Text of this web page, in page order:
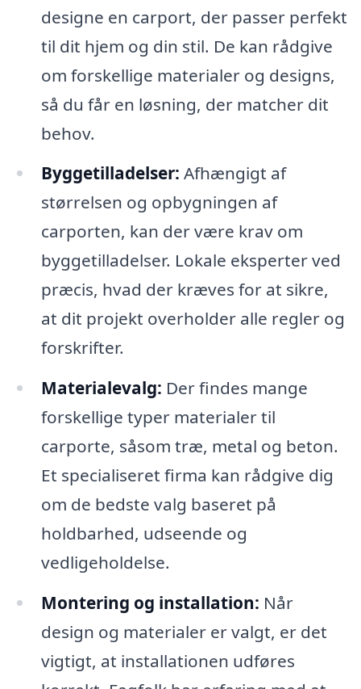
designe en carport, der passer perfekt
til dit hjem og din stil. De kan rådgive
om forskellige materialer og designs,
så du får en løsning, der matcher dit
behov.
Byggetilladelser: Afhængigt af
størrelsen og opbygningen af
carporten, kan der være krav om
byggetilladelser. Lokale eksperter ved
præcis, hvad der kræves for at sikre,
at dit projekt overholder alle regler og
forskrifter.
Materialevalg: Der findes mange
forskellige typer materialer til
carporte, såsom træ, metal og beton.
Et specialiseret firma kan rådgive dig
om de bedste valg baseret på
holdbarhed, udseende og
vedligeholdelse.
Montering og installation: Når
design og materialer er valgt, er det
vigtigt, at installationen udføres